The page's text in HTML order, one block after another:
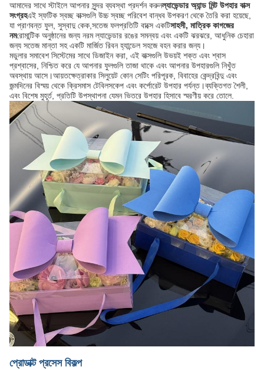
আমাদের সাথে স্টাইলে আপনার সুন্দর ব্যবস্থা প্রদর্শন করুনল্যাভেন্ডার অ্যান্ড মিন্ট উপহার বাক্স
সংগ্রহএই স্ফটিক স্বচ্ছ বাক্সগুলি উচ্চ স্বচ্ছ পরিবেশ বান্ধব উপকরণ থেকে তৈরি করা হয়েছে,
যা প্রাণবন্ত ফুল, সুস্বাদু কেক,সতেজ ফলপ্রতিটি বাক্সে একটিসাহসী, মাত্রিক কাগজের
নমরোমান্টিক অনুষ্ঠানের জন্য নরম ল্যাভেন্ডার রঙের সমন্বয় এবং একটি ঝরঝরে, আধুনিক চেহারা
জন্য সতেজ মান্তা সহ একটি মার্জিত রিবন হ্যান্ডেল সহজে বহন করার জন্য।
মডুলার সমাবেশ সিস্টেমের সাথে ডিজাইন করা, এই বাক্সগুলি উভয়ই শক্ত এবং শ্বাস
প্রশ্বাসের, নিশ্চিত করে যে আপনার ফুলগুলি তাজা থাকে এবং আপনার উপহারগুলি নিখুঁত
অবস্থায় আসে।আয়তক্ষেত্রাকার সিলুয়েট কোন সেটিং পরিপূরক, বিবাহের কেন্দ্রবিন্দু এবং
জন্মদিনের বিস্ময় থেকে ক্রিসমাস টেবিলসকেপ এবং কর্পোরেট উপহার পর্যন্ত।ব্যক্তিগত শৈলী,
এবং বিশেষ মুহূর্ত, প্রতিটি উপস্থাপনা যেমন ভিতরে উপহার হিসাবে স্মরণীয় করে তোলে.
প্রোডাক্ট প্রসেস বিকল্প